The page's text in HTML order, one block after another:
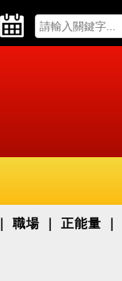
職場 正能量